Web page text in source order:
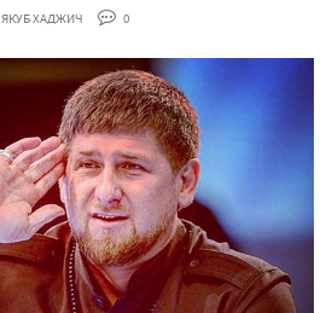
ЯКУБ ХАДЖИЧ 0